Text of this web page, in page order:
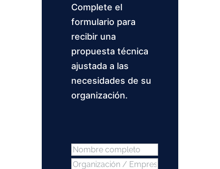
Complete el
formulario para
recibir una
propuesta técnica
ajustada a las
necesidades de su
organización.